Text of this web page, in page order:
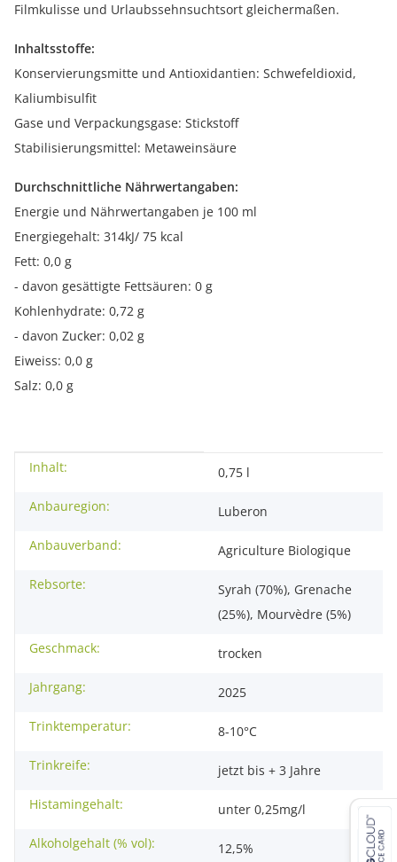
Filmkulisse und Urlaubssehnsuchtsort gleichermaßen.
Inhaltsstoffe:
Konservierungsmitte und Antioxidantien: Schwefeldioxid,
Kaliumbisulfit
Gase und Verpackungsgase: Stickstoff
Stabilisierungsmittel: Metaweinsäure
Durchschnittliche Nährwertangaben:
Energie und Nährwertangaben je 100 ml
Energiegehalt: 314kJ/ 75 kcal
Fett: 0,0 g
- davon gesättigte Fettsäuren: 0 g
Kohlenhydrate: 0,72 g
- davon Zucker: 0,02 g
Eiweiss: 0,0 g
Salz: 0,0 g
Produkteigenschaft
Wert
Inhalt:
0,75 l
Anbauregion:
Luberon
Anbauverband:
Agriculture Biologique
Rebsorte:
Syrah (70%), Grenache
(25%), Mourvèdre (5%)
Geschmack:
trocken
Jahrgang:
2025
Trinktemperatur:
8-10°C
Trinkreife:
jetzt bis + 3 Jahre
Histamingehalt:
unter 0,25mg/l
Alkoholgehalt (% vol):
12,5%